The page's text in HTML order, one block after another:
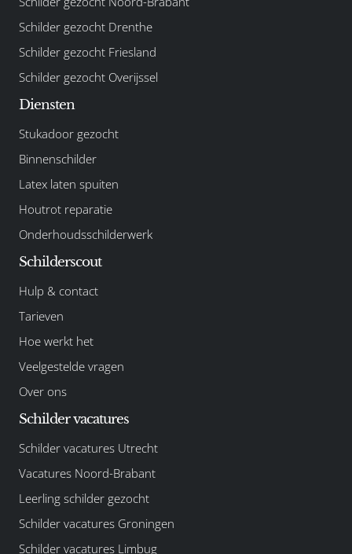
Schilder gezocht Drenthe
Schilder gezocht Friesland
Schilder gezocht Overijssel
Diensten
Stukadoor gezocht
Binnenschilder
Latex laten spuiten
Houtrot reparatie
Onderhoudsschilderwerk
Schilderscout
Hulp & contact
Tarieven
Hoe werkt het
Veelgestelde vragen
Over ons
Schilder vacatures
Schilder vacatures Utrecht
Vacatures Noord-Brabant
Leerling schilder gezocht
Schilder vacatures Groningen
Schilder vacatures Limbug